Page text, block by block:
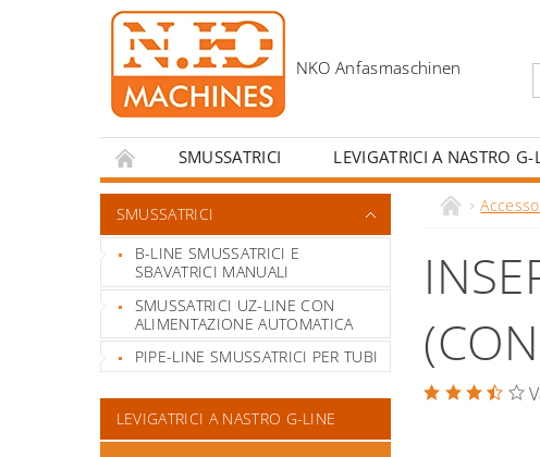
SMUSSATRICI LEVIGATRICI A NASTRO G-
CONTATTI
INCENTIVI PER SCUOLE DI
SMUSSATRICI
B-LINE SMUSSATRICI E
SBAVATRICI MANUALI
SMUSSATRICI UZ-LINE CON
ALIMENTAZIONE AUTOMATICA
PIPE-LINE SMUSSATRICI PER TUBI
LEVIGATRICI A NASTRO G-LINE